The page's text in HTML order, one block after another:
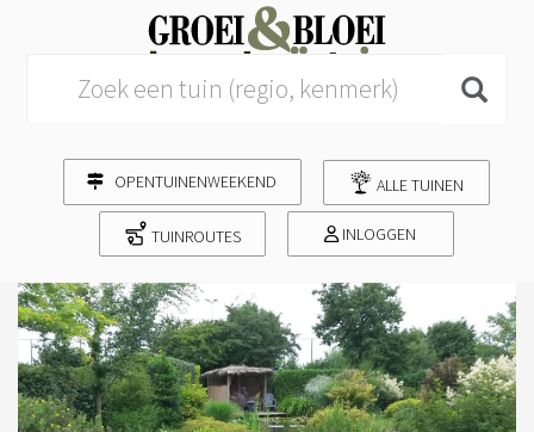
OPENTUINENWEEKEND ALLE TUINEN
TUINROUTES INLOGGEN